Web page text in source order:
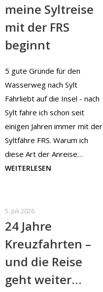
meine Syltreise
mit der FRS
beginnt
5 gute Gründe für den
Wasserweg nach Sylt
Fährliebt auf die Insel - nach
Sylt fahre ich schon seit
einigen Jahren immer mit der
Syltfähre FRS. Warum ich
diese Art der Anreise…
WEITERLESEN
5. Juli 2026
24 Jahre
Kreuzfahrten –
und die Reise
geht weiter…